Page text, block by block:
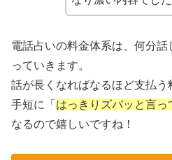
電話占いの料金体系は、何分
っていきます。
話が長くなればなるほど支払う
手短に「 はっきりズバッと言っ
なるので嬉しいですね！